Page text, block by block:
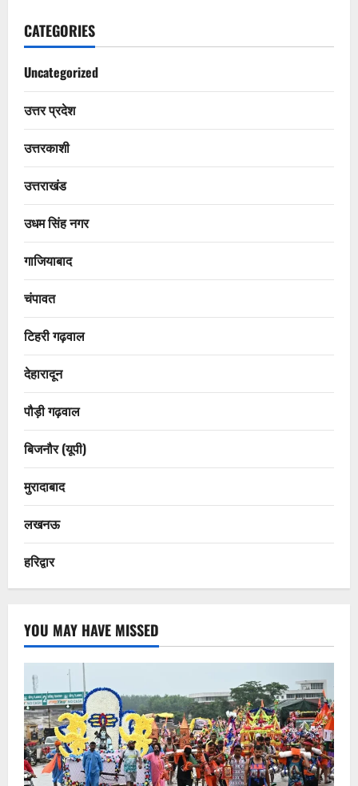
CATEGORIES
Uncategorized
उत्तर प्रदेश
उत्तरकाशी
उत्तराखंड
उधम सिंह नगर
गाजियाबाद
चंपावत
टिहरी गढ़वाल
देहारादून
पौड़ी गढ़वाल
बिजनौर (यूपी)
मुरादाबाद
लखनऊ
हरिद्वार
YOU MAY HAVE MISSED